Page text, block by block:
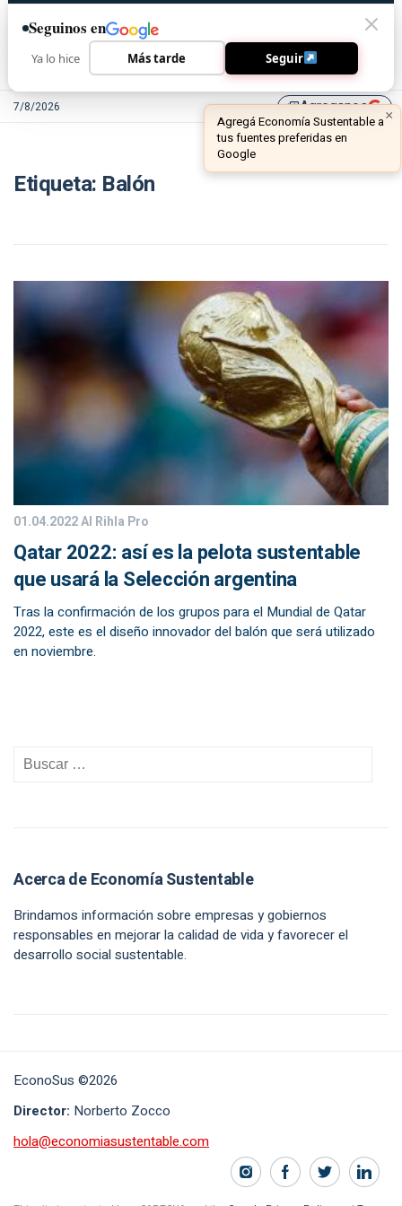
7/8/2026 library_addAgreganos ×
Agregá Economía Sustentable a
tus fuentes preferidas en
Google
Etiqueta: Balón
01.04.2022Al Rihla Pro
Qatar 2022: así es la pelota sustentable
que usará la Selección argentina
Tras la confirmación de los grupos para el Mundial de Qatar
2022, este es el diseño innovador del balón que será utilizado
en noviembre.
Acerca de Economía Sustentable
Brindamos información sobre empresas y gobiernos
responsables en mejorar la calidad de vida y favorecer el
desarrollo social sustentable.
EconoSus ©2026
Director: Norberto Zocco
hola@economiasustentable.com
Seguinos en
Ya lo hice Más tarde Seguir